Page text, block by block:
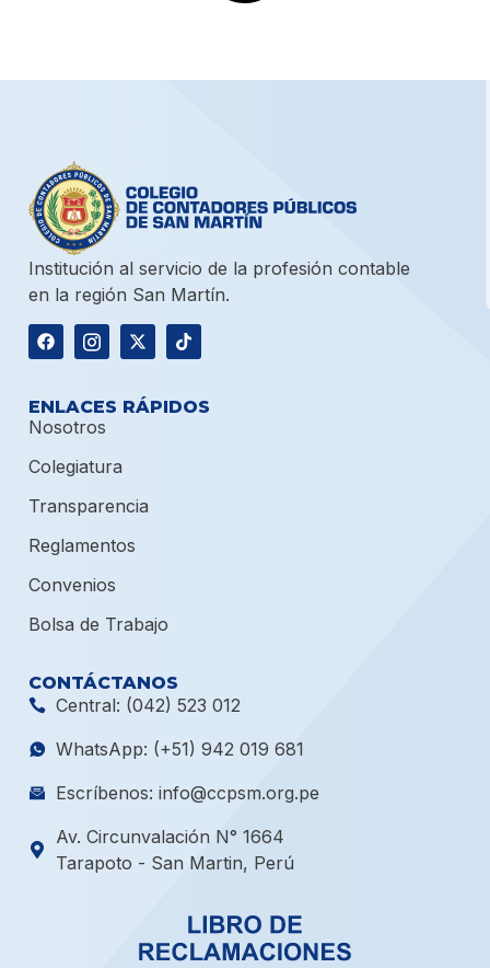
Institución al servicio de la profesión contable
en la región San Martín.
ENLACES RÁPIDOS
Nosotros
Colegiatura
Transparencia
Reglamentos
Convenios
Bolsa de Trabajo
CONTÁCTANOS
Central: (042) 523 012
WhatsApp: (+51) 942 019 681
Escríbenos: info@ccpsm.org.pe
Av. Circunvalación N° 1664
Tarapoto - San Martin, Perú